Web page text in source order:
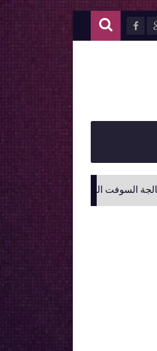
حصريا من فريق دعم سوا